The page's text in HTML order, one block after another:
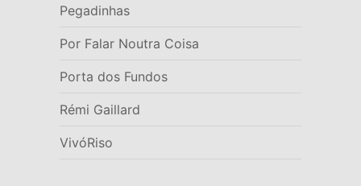
Pegadinhas
Por Falar Noutra Coisa
Porta dos Fundos
Rémi Gaillard
VivóRiso